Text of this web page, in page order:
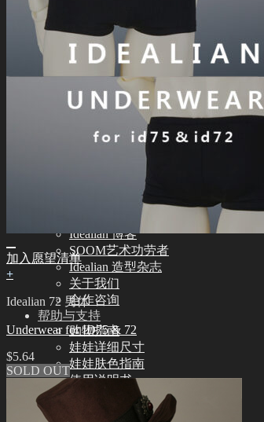
Idealian 68 女体
Idealian 51 男体
其他
其他配饰品
娃娃支架ㆍ棉包
化妆保养品
组装工具
Idealian 博客
SOOM艺术功劳者
Idealian 造型杂志
关于我们
合作咨询
帮助与支持
购物指南
娃娃详细尺寸
娃娃肤色指南
使用说明书
正版编号查询
常见问题 (FAQ)
加入愿望清单
+
Idealian 72 男体
Underwear for ID75 & 72
$5.64
SOLD OUT